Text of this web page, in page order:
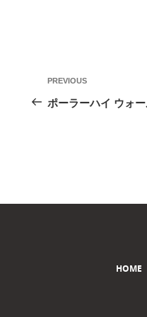
投
稿
シ
Previous
Post
PREVIOUS
ポーラーハイ ウォー
HOME